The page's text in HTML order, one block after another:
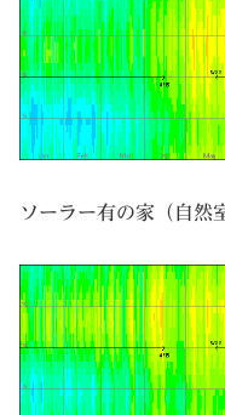
ソーラー有の家（自然